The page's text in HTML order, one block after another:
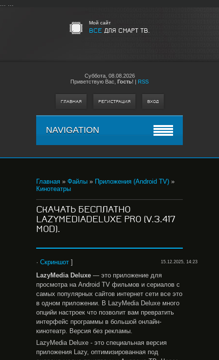
... ...
Мой сайт
ВСЕ ДЛЯ СМАРТ ТВ.
Суббота, 08.08.2026
Приветствую Вас Гость! | RSS
ГЛАВНАЯ РЕГИСТРАЦИЯ ВХОД
NAVIGATION
Главная » Файлы » Приложения (Android TV) »
Кинотеатры
СКАЧАТЬ БЕСПЛАТНО
LAZYMEDIADELUXE PRO (V.3.417
MOD).
· Скриншот ] 15.12.2025, 14:23
LazyMedia Deluxe — это приложение для
просмотра на Android TV фильмов и сериалов с
самых популярных сайтов интернет сети все это
в одном приложении. В LazyMedia Deluxe много
опцийи настроек что позволит вам превратить
интерфейс программы в большой онлайн-
кинотеатр. Версия без рекламы.
LazyMedia Deluxe - это специальная версия
приложения Lazy, оптимизированная под